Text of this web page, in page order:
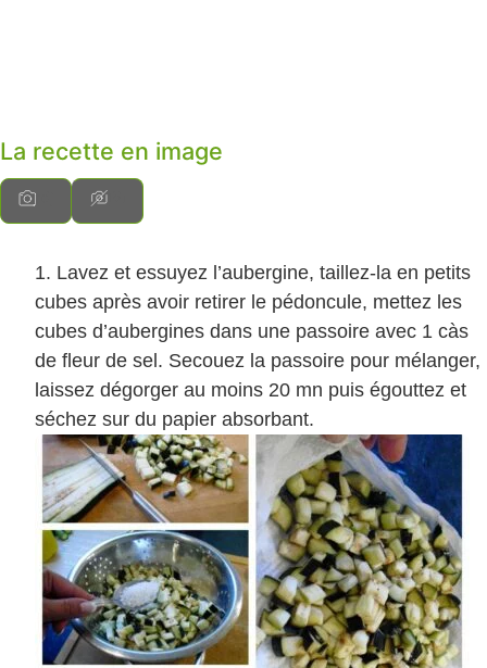
La recette en image
Lavez et essuyez l’aubergine, taillez-la en petits
cubes après avoir retirer le pédoncule, mettez les
cubes d’aubergines dans une passoire avec 1 càs
de fleur de sel. Secouez la passoire pour mélanger,
laissez dégorger au moins 20 mn puis égouttez et
séchez sur du papier absorbant.